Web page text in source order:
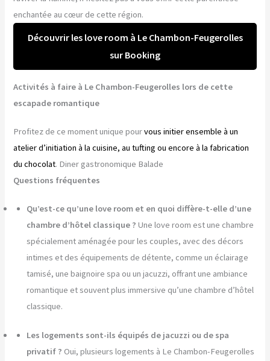
enchantée au cœur de cette région.
Découvrir les love room à Le Chambon-Feugerolles
sur Booking
Activités à faire à Le Chambon-Feugerolles lors de cette
escapade romantique
Profitez de ce moment unique pourvous initier ensemble à un
atelier d’initiation à la cuisine, au tufting ou encore à la fabrication
du chocolat. Diner gastronomique Balade
Questions fréquentes
Qu’est-ce qu’une love room et en quoi diffère-t-elle d’une
chambre d’hôtel classique ? Une love room est une chambre
spécialement aménagée pour les couples, avec des décors
intimes et des équipements de détente, comme un éclairage
tamisé, une baignoire spa ou un jacuzzi, offrant une ambiance
romantique et souvent plus immersive qu’une chambre d’hôtel
classique.
Les logements sont-ils équipés de jacuzzi ou de spa
privatif ? Oui, plusieurs logements à Le Chambon-Feugerolles